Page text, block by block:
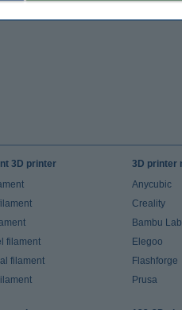
3D printer
filament
filament
3D printer
Anycubic
Creality
Bambu Lab
Elegoo
Flashforge
Prusa